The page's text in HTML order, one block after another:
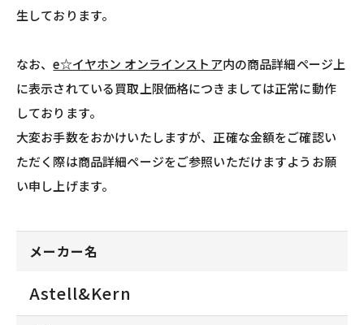
生しております。
なお、e☆イヤホン オンラインストア内の商品詳細ページ上
に表示されている買取上限価格につきましては正常に動作
しております。
大変お手数をおかけいたしますが、正確な金額をご確認い
ただく際は商品詳細ページをご参照いただけますようお願
い申し上げます。
メーカー名
Astell&Kern